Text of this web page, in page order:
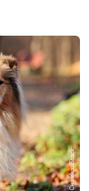
Снимка: iStock